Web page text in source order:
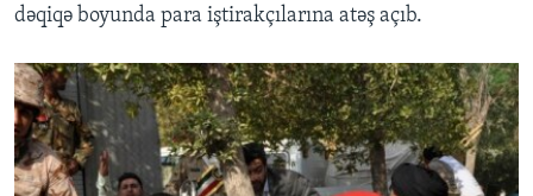
dəqiqə boyunda para iştirakçılarına atəş açıb.